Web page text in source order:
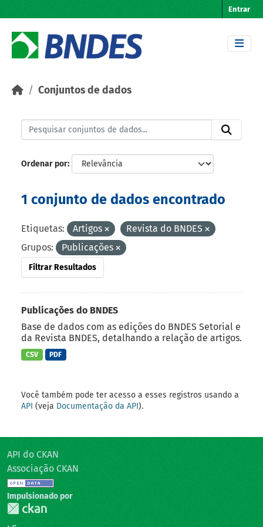
Entrar
Conjuntos de dados
Ordenar por
1 conjunto de dados encontrado
Etiquetas: Artigos
Revista do BNDES
Grupos:
Publicações
Filtrar Resultados
Publicações do BNDES
Base de dados com as edições do BNDES Setorial e
da Revista BNDES, detalhando a relação de artigos.
CSV PDF
Você também pode ter acesso a esses registros usando a
API (veja Documentação da API).
API do CKAN
Associação CKAN
Impulsionado por